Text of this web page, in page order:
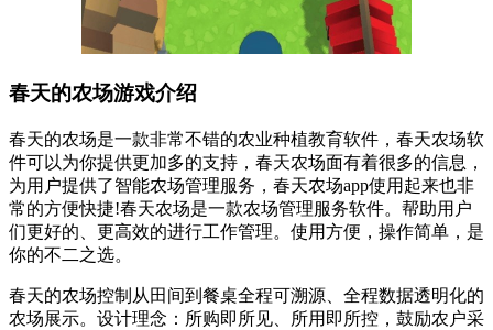
春天的农场游戏介绍
春天的农场是一款非常不错的农业种植教育软件，春天农场软
件可以为你提供更加多的支持，春天农场面有着很多的信息，
为用户提供了智能农场管理服务，春天农场app使用起来也非
常的方便快捷!春天农场是一款农场管理服务软件。帮助用户
们更好的、更高效的进行工作管理。使用方便，操作简单，是
你的不二之选。
春天的农场控制从田间到餐桌全程可溯源、全程数据透明化的
农场展示。设计理念：所购即所见、所用即所控，鼓励农户采